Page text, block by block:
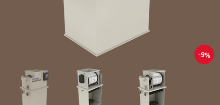
9%